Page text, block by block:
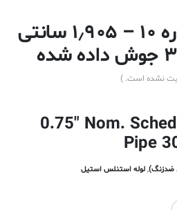
لوله استیل شماره ۱۰ – ۱٫۹۰۵ سانتی
نشده است. )
0.75″ Nom.
Pipe
ضدزنگ), لوله استنلس استیل